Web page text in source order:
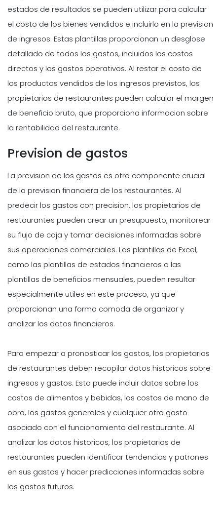
estados de resultados se pueden utilizar para calcular
el costo de los bienes vendidos e incluirlo en la prevision
de ingresos. Estas plantillas proporcionan un desglose
detallado de todos los gastos, incluidos los costos
directos y los gastos operativos. Al restar el costo de
los productos vendidos de los ingresos previstos, los
propietarios de restaurantes pueden calcular el margen
de beneficio bruto, que proporciona informacion sobre
la rentabilidad del restaurante.
Prevision de gastos
La prevision de los gastos es otro componente crucial
de la prevision financiera de los restaurantes. Al
predecir los gastos con precision, los propietarios de
restaurantes pueden crear un presupuesto, monitorear
su flujo de caja y tomar decisiones informadas sobre
sus operaciones comerciales. Las plantillas de Excel,
como las plantillas de estados financieros o las
plantillas de beneficios mensuales, pueden resultar
especialmente utiles en este proceso, ya que
proporcionan una forma comoda de organizar y
analizar los datos financieros.
Para empezar a pronosticar los gastos, los propietarios
de restaurantes deben recopilar datos historicos sobre
ingresos y gastos. Esto puede incluir datos sobre los
costos de alimentos y bebidas, los costos de mano de
obra, los gastos generales y cualquier otro gasto
asociado con el funcionamiento del restaurante. Al
analizar los datos historicos, los propietarios de
restaurantes pueden identificar tendencias y patrones
en sus gastos y hacer predicciones informadas sobre
los gastos futuros.